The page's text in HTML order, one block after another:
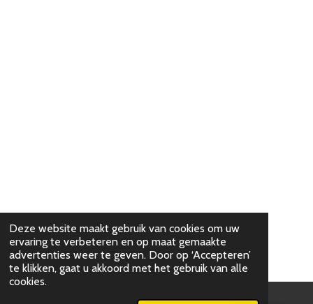
Deze website maakt gebruik van cookies om uw
ervaring te verbeteren en op maat gemaakte
advertenties weer te geven. Door op ‘Accepteren’
te klikken, gaat u akkoord met het gebruik van alle
cookies.